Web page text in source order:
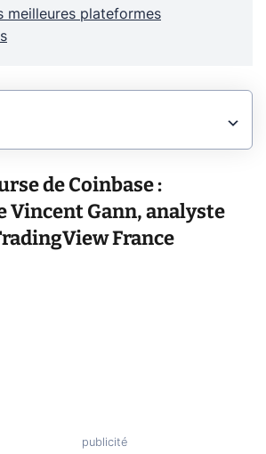
meilleures plateformes
de Coinbase :
Vincent Gann, analyste
France